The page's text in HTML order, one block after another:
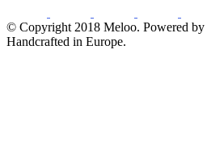
© Copyright 2018 Meloo. Powered by
Handcrafted in Europe.